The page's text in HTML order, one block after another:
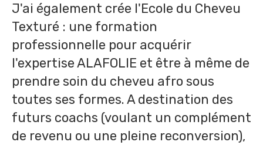
J'ai également crée l'Ecole du Cheveu
Texturé : une formation
professionnelle pour acquérir
l'expertise ALAFOLIE et être à même de
prendre soin du cheveu afro sous
toutes ses formes. A destination des
futurs coachs (voulant un complément
de revenu ou une pleine reconversion),